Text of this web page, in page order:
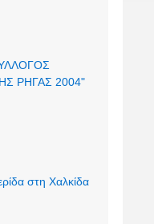
ΡΗΓΑΣ 2004"
στη Χαλκίδα